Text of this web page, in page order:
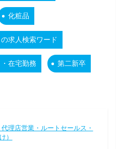
化粧品
求人検索ワード
在宅勤務 第二新卒
理店営業・ルートセールス・
）